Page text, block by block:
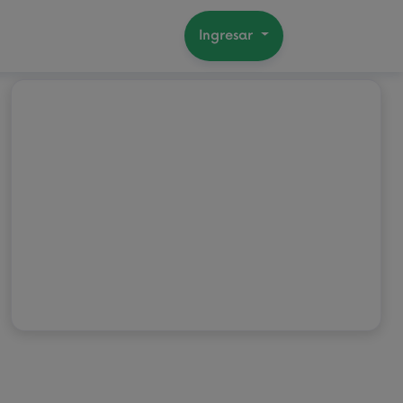
Ingresar